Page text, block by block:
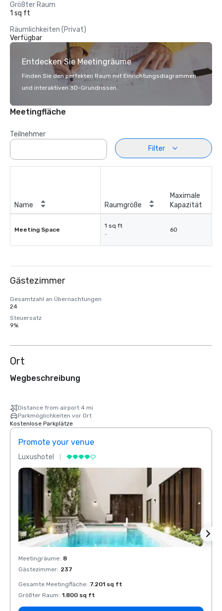
Größter Raum
1 sq ft
Räumlichkeiten (Privat)
Verfügbar
Entdecken Sie Meetingräume
Finden Sie den perfekten Raum mit Einrichtungsdiagrammen
und interaktiven 3D-Grundrissen.
Meetingfläche
Teilnehmer
Filter
Name Raumgröße
Maximale
Kapazität
Meeting Space
1 sq ft
-
60
Gästezimmer
Gesamtzahl an Übernachtungen
24
Steuersatz
9%
Ort
Wegbeschreibung
Distance from airport 4 mi
Parkmöglichkeiten vor Ort
Kostenlose Parkplätze
Promote your venue
Luxushotel
Meetingräume: 8
Gästezimmer: 237
Gesamte Meetingfläche: 7.201 sq ft
Größter Raum: 1.800 sq ft